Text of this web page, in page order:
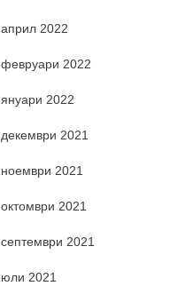
април 2022
февруари 2022
януари 2022
декември 2021
ноември 2021
октомври 2021
септември 2021
юли 2021